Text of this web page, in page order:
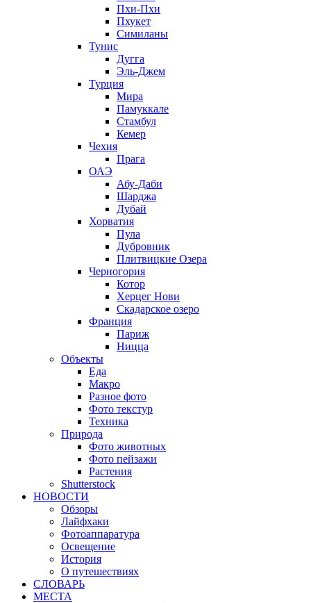
Пхи-Пхи
Пхукет
Симиланы
Тунис
Дугга
Эль-Джем
Турция
Мира
Памуккале
Стамбул
Кемер
Чехия
Прага
ОАЭ
Абу-Даби
Шарджа
Дубай
Хорватия
Пула
Дубровник
Плитвицкие Озера
Черногория
Котор
Херцег Нови
Скадарское озеро
Франция
Париж
Ницца
Объекты
Еда
Макро
Разное фото
Фото текстур
Техника
Природа
Фото животных
Фото пейзажи
Растения
Shutterstock
НОВОСТИ
Обзоры
Лайфхаки
Фотоаппаратура
Освещение
История
О путешествиях
CЛОВАРЬ
МЕСТА